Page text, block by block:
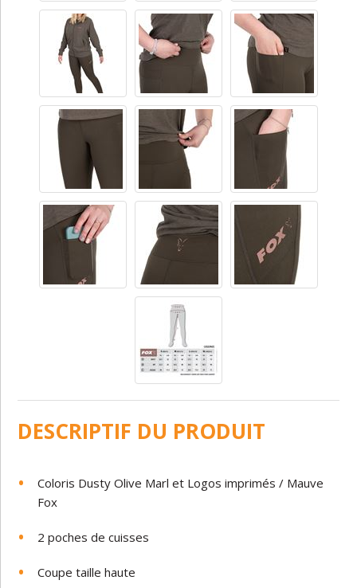
DESCRIPTIF DU PRODUIT
Coloris Dusty Olive Marl et Logos imprimés / Mauve
Fox
2 poches decuisses
Coupe taille haute